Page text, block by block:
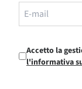
Accetto la
l'informativa